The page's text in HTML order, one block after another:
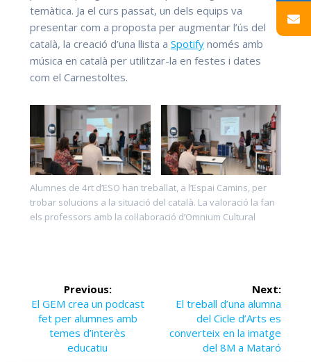
temàtica. Ja el curs passat, un dels equips va
presentar com a proposta per augmentar l’ús del
català, la creació d’una llista a Spotify només amb
música en català per utilitzar-la en festes i dates
com el Carnestoltes.
Alumnes de 4rt d’ESO han treballat, a l’Espai Camins, per
trobar solucions a la situació del català. La valoració la fan
els professors amb la col·laboració d’Omnium Cultural
Navegació
d'entrades
Previous:
Previous
post:
El GEM crea un podcast
fet per alumnes amb
temes d’interès
educatiu
Next:
Next
post:
El treball d’una alumna
del Cicle d’Arts es
converteix en la imatge
del 8M a Mataró